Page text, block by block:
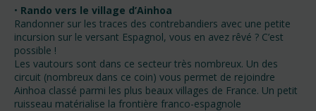
• Rando vers le village d’Ainhoa
Randonner sur les traces des contrebandiers avec une petite
incursion sur le versant Espagnol, vous en avez rêvé ? C’est
possible !
Les vautours sont dans ce secteur très nombreux. Un des
circuit (nombreux dans ce coin) vous permet de rejoindre
Ainhoa classé parmi les plus beaux villages de France. Un petit
ruisseau matérialise la frontière franco-espagnole